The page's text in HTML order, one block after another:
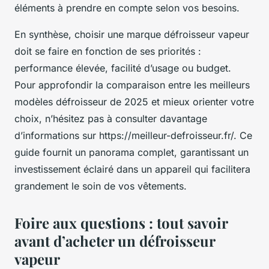
éléments à prendre en compte selon vos besoins.
En synthèse, choisir une marque défroisseur vapeur
doit se faire en fonction de ses priorités :
performance élevée, facilité d’usage ou budget.
Pour approfondir la comparaison entre les meilleurs
modèles défroisseur de 2025 et mieux orienter votre
choix, n’hésitez pas à consulter davantage
d’informations sur https://meilleur-defroisseur.fr/. Ce
guide fournit un panorama complet, garantissant un
investissement éclairé dans un appareil qui facilitera
grandement le soin de vos vêtements.
Foire aux questions : tout savoir
avant d’acheter un défroisseur
vapeur